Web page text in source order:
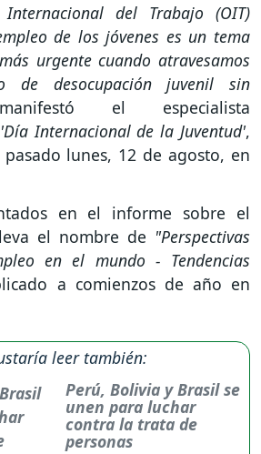
Internacional del Trabajo (OIT)
de los jóvenes es un tema
urgente cuando atravesamos
de desocupación juvenil sin
el especialista
'Día Internacional de la Juventud',
lunes, 12 de agosto, en
en el informe sobre el
el nombre de "Perspectivas
en el mundo - Tendencias
a comienzos de año en
leer también:
Perú, Bolivia y Brasil se
unen para luchar
contra la trata de
personas